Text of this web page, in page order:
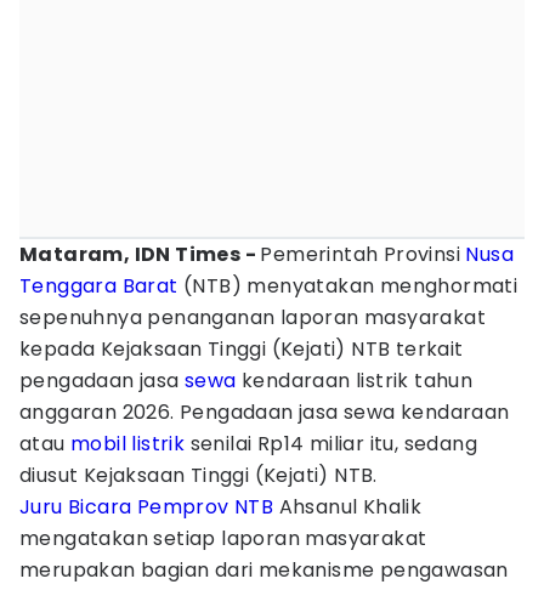
Mataram, IDN Times - Pemerintah Provinsi Nusa
Tenggara Barat (NTB) menyatakan menghormati
sepenuhnya penanganan laporan masyarakat
kepada Kejaksaan Tinggi (Kejati) NTB terkait
pengadaan jasa sewa kendaraan listrik tahun
anggaran 2026. Pengadaan jasa sewa kendaraan
atau mobil listrik senilai Rp14 miliar itu, sedang
diusut Kejaksaan Tinggi (Kejati) NTB.
Juru Bicara Pemprov NTB Ahsanul Khalik
mengatakan setiap laporan masyarakat
merupakan bagian dari mekanisme pengawasan